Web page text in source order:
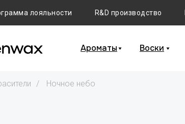
лояльности R&D производство
Ароматы Воски
/ Ночное небо